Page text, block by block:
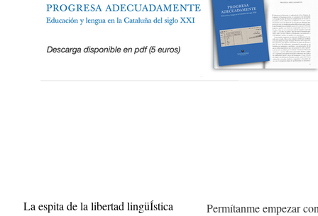
Permítanme empezar
La espita de la libertad lingüÍstica